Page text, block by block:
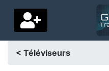
< Téléviseurs